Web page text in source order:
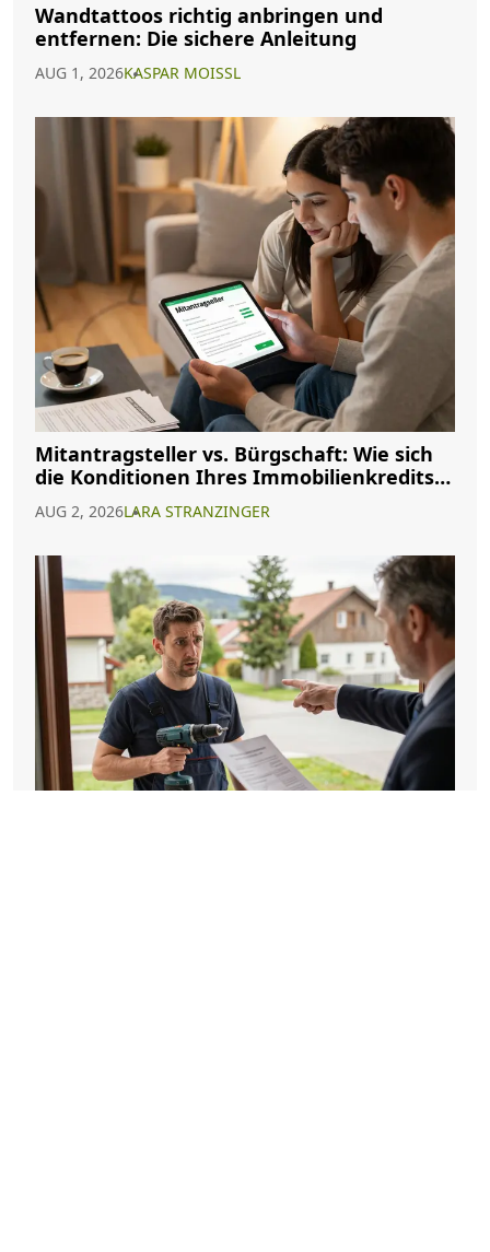
Wandtattoos richtig anbringen und
entfernen: Die sichere Anleitung
AUG 1, 2026KASPAR MOISSL
Mitantragsteller vs. Bürgschaft: Wie sich
die Konditionen Ihres Immobilienkredits
AUG 2, 2026LARA STRANZINGER